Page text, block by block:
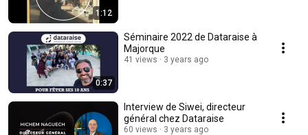
1:12
0:37
Séminaire 2022 de Dataraise à
Majorque
41 views 3 years ago
Interview de Siwei, directeur
général chez Dataraise
60 views 3 years ago